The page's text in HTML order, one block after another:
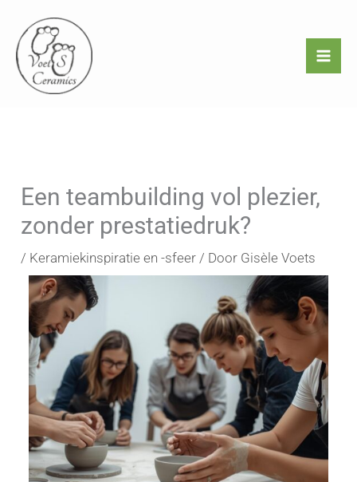
naar
inhoud
Een teambuilding vol plezier,
zonder prestatiedruk?
/ Keramiekinspiratie en -sfeer / Door Gisèle Voets